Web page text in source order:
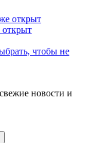
чтобы не
новости и